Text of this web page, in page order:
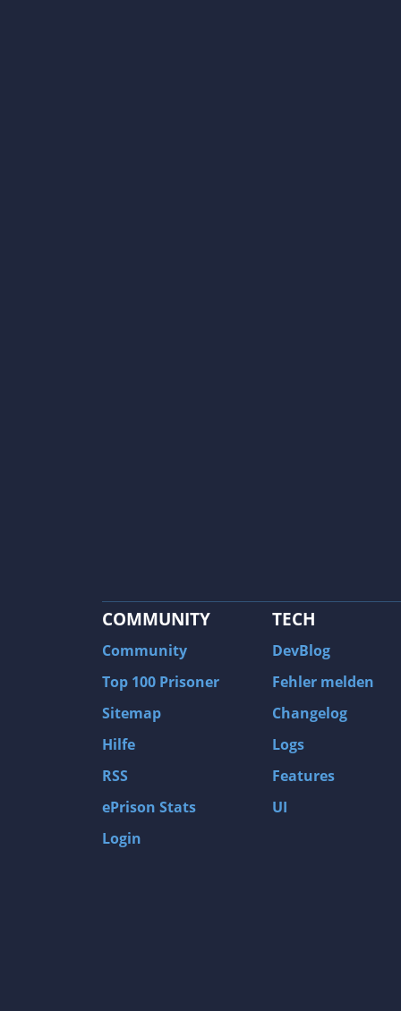
COMMUNITY
Community
Top 100 Prisoner
Sitemap
Hilfe
RSS
ePrison Stats
Login
TECH
DevBlog
Fehler melden
Changelog
Logs
Features
UI